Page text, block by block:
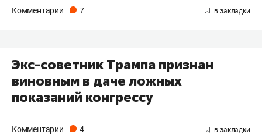
Комментарии 7
Экс-советник Трампа признан
виновным в даче ложных
показаний конгрессу
Комментарии 4